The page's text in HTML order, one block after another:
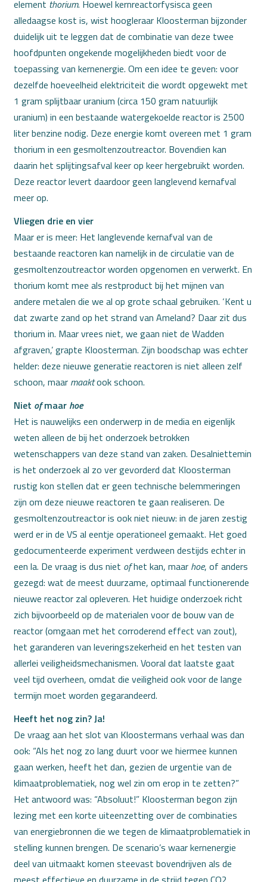
element thorium. Hoewel kernreactorfysisca geen
alledaagse kost is, wist hoogleraar Kloosterman bijzonder
duidelijk uit te leggen dat de combinatie van deze twee
hoofdpunten ongekende mogelijkheden biedt voor de
toepassing van kernenergie. Om een idee te geven: voor
dezelfde hoeveelheid elektriciteit die wordt opgewekt met
1 gram splijtbaar uranium (circa 150 gram natuurlijk
uranium) in een bestaande watergekoelde reactor is 2500
liter benzine nodig. Deze energie komt overeen met 1 gram
thorium in een gesmoltenzoutreactor. Bovendien kan
daarin het splijtingsafval keer op keer hergebruikt worden.
Deze reactor levert daardoor geen langlevend kernafval
meer op.
Vliegen drie en vier
Maar er is meer: Het langlevende kernafval van de
bestaande reactoren kan namelijk in de circulatie van de
gesmoltenzoutreactor worden opgenomen en verwerkt. En
thorium komt mee als restproduct bij het mijnen van
andere metalen die we al op grote schaal gebruiken. ‘Kent u
dat zwarte zand op het strand van Ameland? Daar zit dus
thorium in. Maar vrees niet, we gaan niet de Wadden
afgraven,’ grapte Kloosterman. Zijn boodschap was echter
helder: deze nieuwe generatie reactoren is niet alleen zelf
schoon, maar maaktook schoon.
Niet ofmaar hoe
Het is nauwelijks een onderwerp in de media en eigenlijk
weten alleen de bij het onderzoek betrokken
wetenschappers van deze stand van zaken. Desalniettemin
is het onderzoek al zo ver gevorderd dat Kloosterman
rustig kon stellen dat er geen technische belemmeringen
zijn om deze nieuwe reactoren te gaan realiseren. De
gesmoltenzoutreactor is ook niet nieuw: in de jaren zestig
werd er in de VS al eentje operationeel gemaakt. Het goed
gedocumenteerde experiment verdween destijds echter in
een la. De vraag is dus niet ofhet kan, maar hoe, of anders
gezegd: wat de meest duurzame, optimaal functionerende
nieuwe reactor zal opleveren. Het huidige onderzoek richt
zich bijvoorbeeld op de materialen voor de bouw van de
reactor (omgaan met het corroderend effect van zout),
het garanderen van leveringszekerheid en het testen van
allerlei veiligheidsmechanismen. Vooral dat laatste gaat
veel tijd overheen, omdat die veiligheid ook voor de lange
termijn moet worden gegarandeerd.
Heeft het nog zin? Ja!
De vraag aan het slot van Kloostermans verhaal was dan
ook: “Als het nog zo lang duurt voor we hiermee kunnen
gaan werken, heeft het dan, gezien de urgentie van de
klimaatproblematiek, nog wel zin om erop in te zetten?”
Het antwoord was: “Absoluut!” Kloosterman begon zijn
lezing met een korte uiteenzetting over de combinaties
van energiebronnen die we tegen de klimaatproblematiek in
stelling kunnen brengen. De scenario’s waar kernenergie
deel van uitmaakt komen steevast bovendrijven als de